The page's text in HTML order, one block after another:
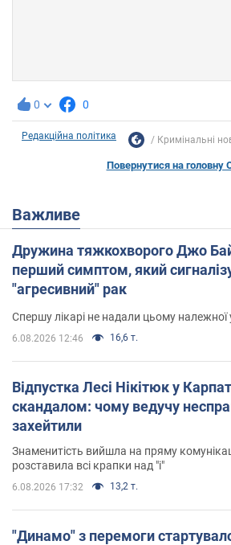
0 0
Редакційна політика Кримінальні
Повернутися на головну
Важливе
Дружина тяжкохворого Джо
перший симптом, який
"агресивний" рак
Спершу лікарі не надали цьому належної
6.08.2026 12:46 16,6 т.
Відпустка Лесі Нікітюк у
скандалом: чому ведучу
захейтили
Знаменитість вийшла на пряму
розставила всі крапки над "і"
6.08.2026 17:32 13,2 т.
"Динамо" з перемоги стартувало